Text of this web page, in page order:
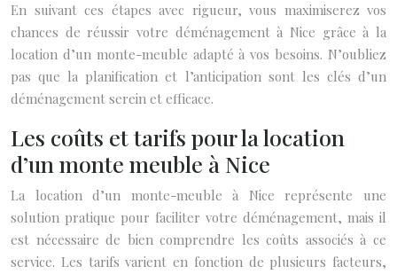
En suivant ces étapes avec rigueur, vous maximiserez vos
chances de réussir votre déménagement à Nice grâce à la
location d’un monte-meuble adapté à vos besoins. N’oubliez
pas que la planification et l’anticipation sont les clés d’un
déménagement serein et efficace.
Les coûts et tarifs pour la location
d’un monte meuble à Nice
La location d’un monte-meuble à Nice représente une
solution pratique pour faciliter votre déménagement, mais il
est nécessaire de bien comprendre les coûts associés à ce
service. Les tarifs varient en fonction de plusieurs facteurs,